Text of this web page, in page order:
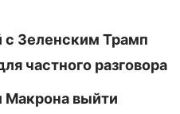
с Зеленским Трамп
частного разговора
Макрона выйти